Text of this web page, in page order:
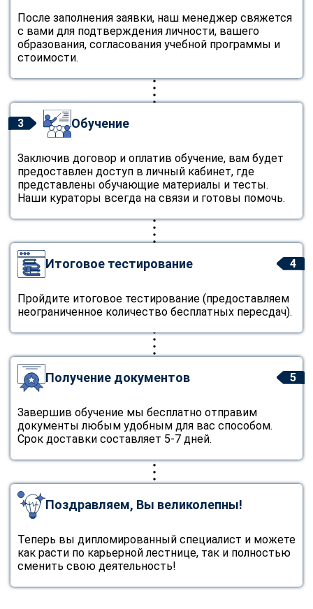
После заполнения заявки, наш менеджер свяжется
с вами для подтверждения личности, вашего
образования, согласования учебной программы и
стоимости.
3 Обучение
Заключив договор и оплатив обучение, вам будет
предоставлен доступ в личный кабинет, где
представлены обучающие материалы и тесты.
Наши кураторы всегда на связи и готовы помочь.
4
Итоговое тестирование
Пройдите итоговое тестирование (предоставляем
неограниченное количество бесплатных пересдач).
5
Получение документов
Завершив обучение мы бесплатно отправим
документы любым удобным для вас способом.
Срок доставки составляет 5-7 дней.
Поздравляем, Вы великолепны!
Теперь вы дипломированный специалист и можете
как расти по карьерной лестнице, так и полностью
сменить свою деятельность!